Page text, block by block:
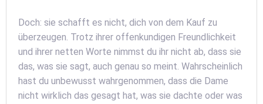
Doch: sie schafft es nicht, dich von dem Kauf zu
überzeugen. Trotz ihrer offenkundigen Freundlichkeit
und ihrer netten Worte nimmst du ihr nicht ab, dass sie
das, was sie sagt, auch genau so meint. Wahrscheinlich
hast du unbewusst wahrgenommen, dass die Dame
nicht wirklich das gesagt hat, was sie dachte oder was